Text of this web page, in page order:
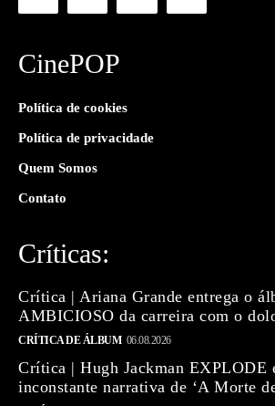
CinePOP
Política de cookies
Política de privacidade
Quem Somos
Contato
Críticas:
Crítica | Ariana Grande entrega o
AMBICIOSO da carreira com o
CRÍTICA DE ÁLBUM 06.08.2026
Crítica | Hugh Jackman EXPLODE
inconstante narrativa de ‘A Morte